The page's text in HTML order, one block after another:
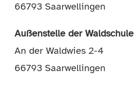
66793 Saarwellingen
Außenstelle der Waldschule
An der Waldwies 2-4
66793 Saarwellingen